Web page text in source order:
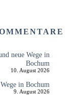
neue Wege in
Bochum
10. August 2026
in Bochum
9. August 2026